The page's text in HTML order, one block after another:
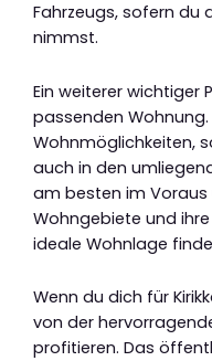
Fahrzeugs, sofern du
nimmst.
Ein weiterer wichtiger
passenden Wohnung.
Wohnmöglichkeiten,
auch in den
am besten im Voraus
Wohngebiete und
ideale Wohnlage
Wenn du dich für
von der
profitieren. Das